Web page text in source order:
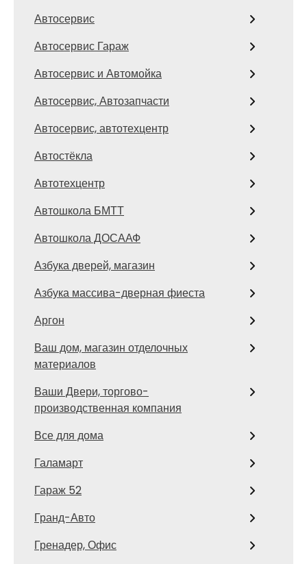
Автосервис
Автосервис Гараж
Автосервис и Автомойка
Автосервис, Автозапчасти
Автосервис, автотехцентр
Автостёкла
Автотехцентр
Автошкола БМТТ
Автошкола ДОСААФ
Азбука дверей, магазин
Азбука массива-дверная фиеста
Аргон
Ваш дом, магазин отделочных
материалов
Ваши Двери, торгово-
производственная компания
Все для дома
Галамарт
Гараж 52
Гранд-Авто
Гренадер, Офис